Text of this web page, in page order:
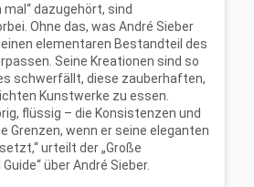
mal“ dazugehört, sind
Ohne das, was André Sieber
elementaren Bestandteil des
Seine Kreationen sind so
schwerfällt, diese zauberhaften,
Kunstwerke zu essen.
flüssig – die Konsistenzen und
Grenzen, wenn er seine eleganten
urteilt der „Große
über André Sieber.